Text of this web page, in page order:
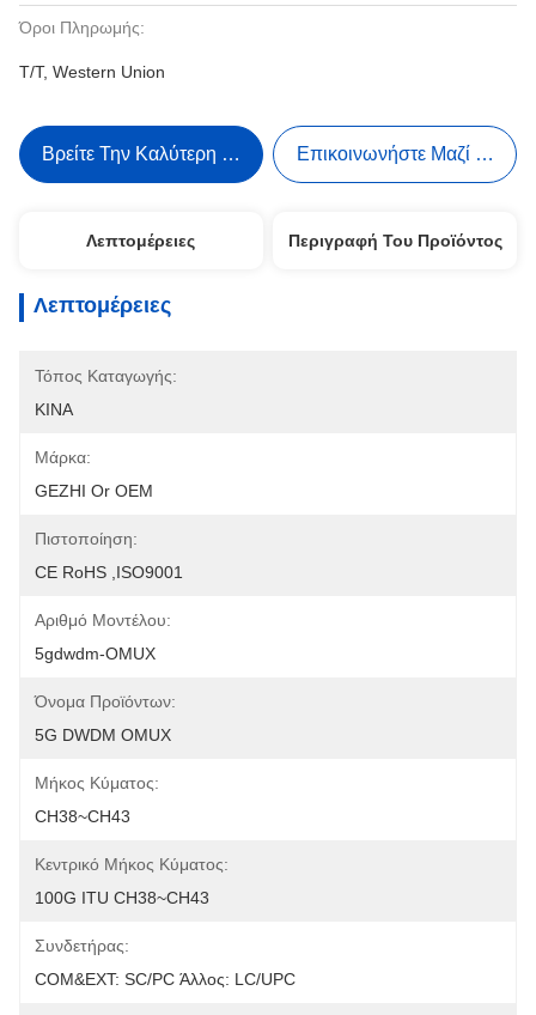
Όροι Πληρωμής:
T/T, Western Union
Βρείτε Την Καλύτερη Τιμή Επικοινωνήστε Μαζί Μας
Λεπτομέρειες Περιγραφή Του Προϊόντος
Λεπτομέρειες
Τόπος Καταγωγής:
ΚΙΝΑ
Μάρκα:
GEZHI Or OEM
Πιστοποίηση:
CE RoHS ,ISO9001
Αριθμό Μοντέλου:
5gdwdm-OMUX
Όνομα Προϊόντων:
5G DWDM OMUX
Μήκος Κύματος:
CH38~CH43
Κεντρικό Μήκος Κύματος:
100G ITU CH38~CH43
Συνδετήρας:
COM&EXT: SC/PC Άλλος: LC/UPC